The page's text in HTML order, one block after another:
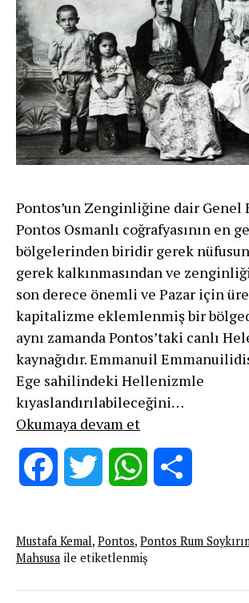
Pontos’un Zenginliğine dair
Pontos Osmanlı coğrafyasının en
bölgelerinden biridir gerek
gerek kalkınmasından ve
son derece önemli ve Pazar için
kapitalizme eklemlenmiş bir
aynı zamanda Pontos’taki canlı
kaynağıdır. Emmanuil
Ege sahilindeki Hellenizmle
kıyaslandırılabileceğini…
Okumaya devam etPontos’un
Zenginliği
ve
Pontos
Facebook Twitter WhatsApp
Mustafa Kemal, Pontos, Pontos Rum
Mahsusa ile etiketlenmiş